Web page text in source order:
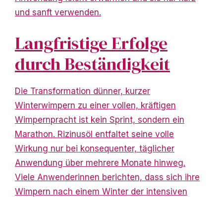
und sanft verwenden.
Langfristige Erfolge
durch Beständigkeit
Die Transformation dünner, kurzer
Winterwimpern zu einer vollen, kräftigen
Wimpernpracht ist kein Sprint, sondern ein
Marathon. Rizinusöl entfaltet seine volle
Wirkung nur bei konsequenter, täglicher
Anwendung über mehrere Monate hinweg.
Viele Anwenderinnen berichten, dass sich ihre
Wimpern nach einem Winter der intensiven